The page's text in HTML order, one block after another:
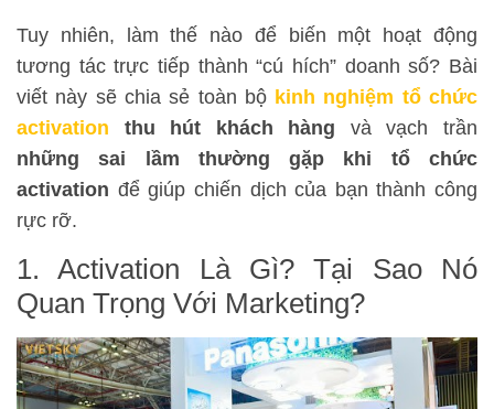
Tuy nhiên, làm thế nào để biến một hoạt động
tương tác trực tiếp thành “cú hích” doanh số? Bài
viết này sẽ chia sẻ toàn bộ kinh nghiệm tổ chức
activation thu hút khách hàng và vạch trần
những sai lầm thường gặp khi tổ chức
activation để giúp chiến dịch của bạn thành công
rực rỡ.
1. Activation Là Gì? Tại Sao Nó
Quan Trọng Với Marketing?